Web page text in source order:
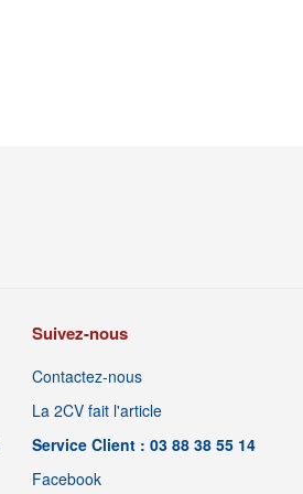
Suivez-nous
Contactez-nous
La 2CV fait l'article
Service Client : 03 88 38 55 14
Facebook